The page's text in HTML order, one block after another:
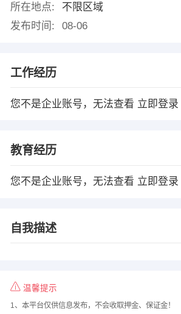
所在地点:
不限区域
发布时间:
08-06
工作经历
您不是企业账号，无法查看 立即登录
教育经历
您不是企业账号，无法查看 立即登录
自我描述
温馨提示
1、本平台仅供信息发布，不会收取押金、保证金！